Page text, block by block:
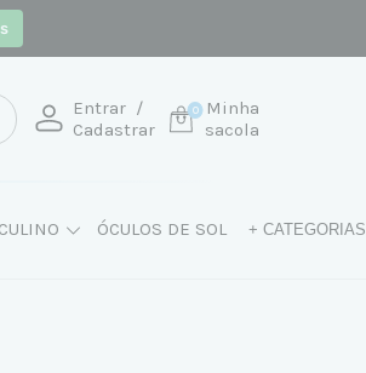
Entrar /
Cadastrar
Minha
sacola
0
ÓCULOS DE SOL + CATEGORIAS